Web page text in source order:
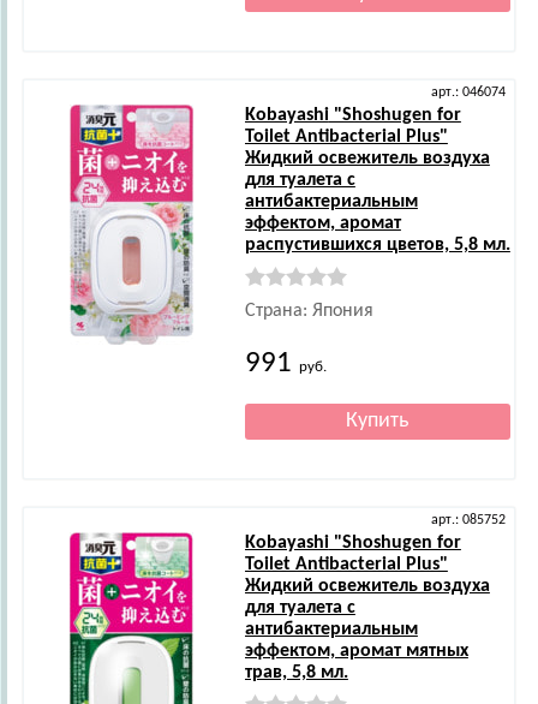
арт.: 046074
Kobayashi"Shoshugen for
Toilet Antibacterial Plus"
Жидкий освежитель воздуха
для туалета с
антибактериальным
эффектом, аромат
распустившихся цветов, 5,8 мл.
Страна: Япония
991 руб.
арт.: 085752
Kobayashi"Shoshugen for
Toilet Antibacterial Plus"
Жидкий освежитель воздуха
для туалета с
антибактериальным
эффектом, аромат мятных
трав, 5,8 мл.